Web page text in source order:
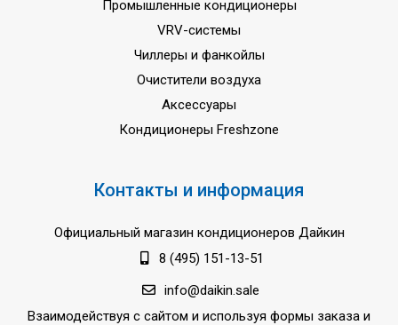
Промышленные кондиционеры
VRV-системы
Чиллеры и фанкойлы
Очистители воздуха
Аксессуары
Кондиционеры Freshzone
Контакты и информация
Официальный магазин кондиционеров Дайкин
8 (495) 151-13-51
info@daikin.sale
Взаимодействуя с сайтом и используя формы заказа и